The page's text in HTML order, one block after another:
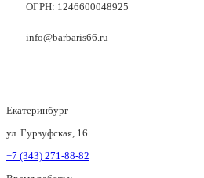
ОГРН: 1246600048925
info@barbaris66.ru
Екатеринбург
ул. Гурзуфская, 16
+7 (343) 271-88-82